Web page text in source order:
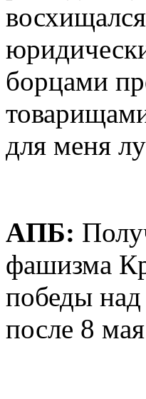
борцами
для меня
AПБ:
фашизма
победы
после 8